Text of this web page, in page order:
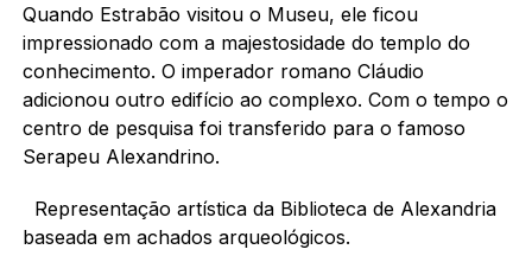
Quando Estrabão visitou o Museu, ele ficou
impressionado com a majestosidade do templo do
conhecimento. O imperador romano Cláudio
adicionou outro edifício ao complexo. Com o tempo o
centro de pesquisa foi transferido para o famoso
Serapeu Alexandrino.
Representação artística da Biblioteca de Alexandria
baseada em achados arqueológicos.